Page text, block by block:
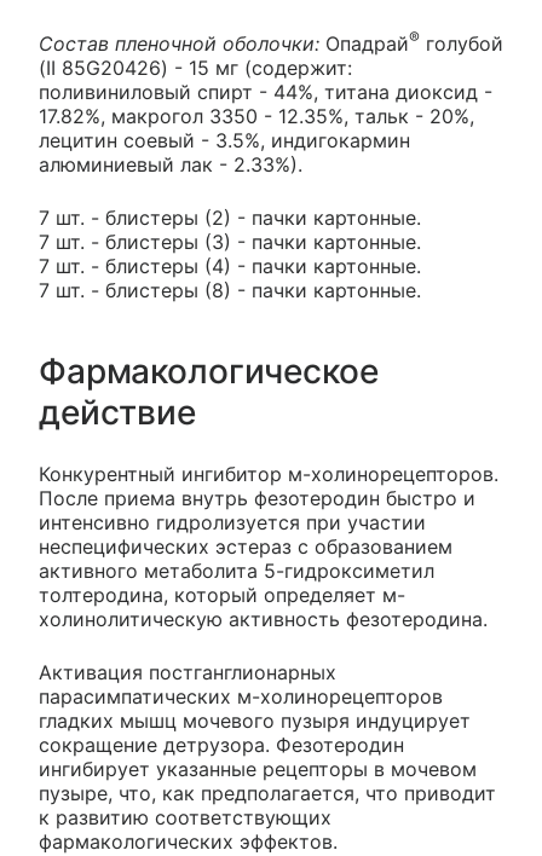
Состав пленочной оболочки: Опадрай® голубой
(II 85G20426) - 15 мг (содержит:
поливиниловый спирт - 44%, титана диоксид -
17.82%, макрогол 3350 - 12.35%, тальк - 20%,
лецитин соевый - 3.5%, индигокармин
алюминиевый лак - 2.33%).
7 шт. - блистеры (2) - пачки картонные.
7 шт. - блистеры (3) - пачки картонные.
7 шт. - блистеры (4) - пачки картонные.
7 шт. - блистеры (8) - пачки картонные.
Фармакологическое
действие
Конкурентный ингибитор м-холинорецепторов.
После приема внутрь фезотеродин быстро и
интенсивно гидролизуется при участии
неспецифических эстераз с образованием
активного метаболита 5-гидроксиметил
толтеродина, который определяет м-
холинолитическую активность фезотеродина.
Активация постганглионарных
парасимпатических м-холинорецепторов
гладких мышц мочевого пузыря индуцирует
сокращение детрузора. Фезотеродин
ингибирует указанные рецепторы в мочевом
пузыре, что, как предполагается, что приводит
к развитию соответствующих
фармакологических эффектов.